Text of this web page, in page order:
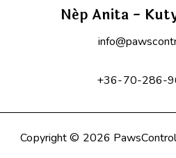
Nép Anita -
+36-70-286-
Copyright © 2026